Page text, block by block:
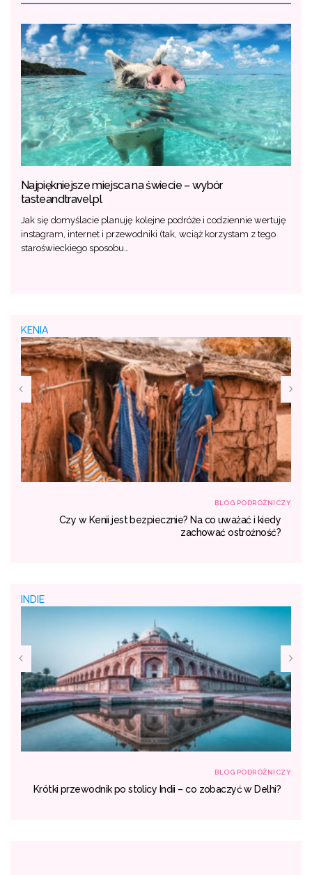
Najpiękniejsze miejsca na świecie – wybór
tasteandtravel.pl
Jak się domyślacie planuję kolejne podróże i codziennie wertuję
instagram, internet i przewodniki (tak, wciąż korzystam z tego
staroświeckiego sposobu…
KENIA
BLOG PODRÓŻNICZY
Czy w Kenii jest bezpiecznie? Na co uważać i kiedy
zachować ostrożność?
INDIE
BLOG PODRÓŻNICZY
Krótki przewodnik po stolicy Indii – co zobaczyć w Delhi?